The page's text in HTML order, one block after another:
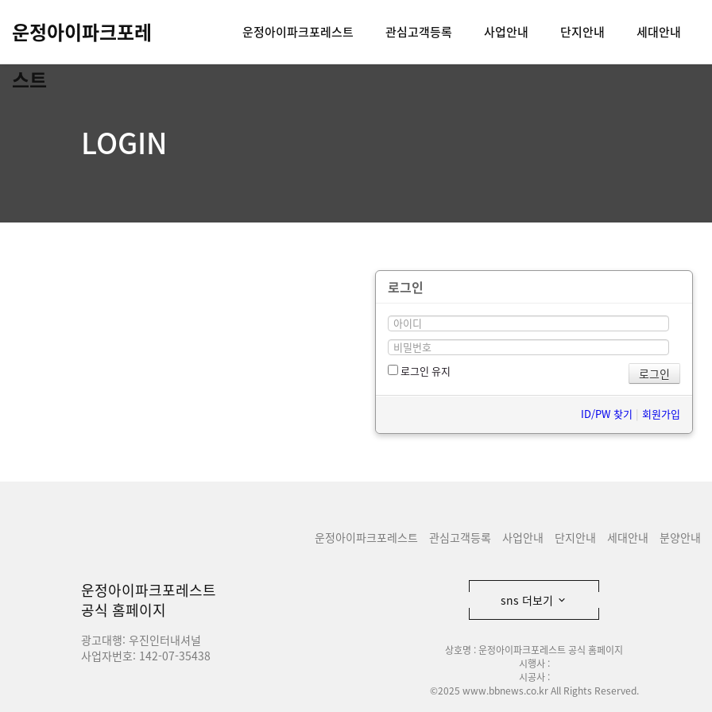
운정아이파크포레
스트
운정아이파크포레스트 관심고객등록 사업안내 단지안내 세대안내
LOGIN
로그인
로그인 유지
ID/PW 찾기 | 회원가입
운정아이파크포레스트 관심고객등록 사업안내 단지안내 세대안내 분양안내
운정아이파크포레스트
공식 홈페이지
광고대행: 우진인터내셔널
사업자번호: 142-07-35438
sns 더보기
상호명 : 운정아이파크포레스트 공식 홈페이지
시행사 :
시공사 :
©2025 www.bbnews.co.kr All Rights Reserved.